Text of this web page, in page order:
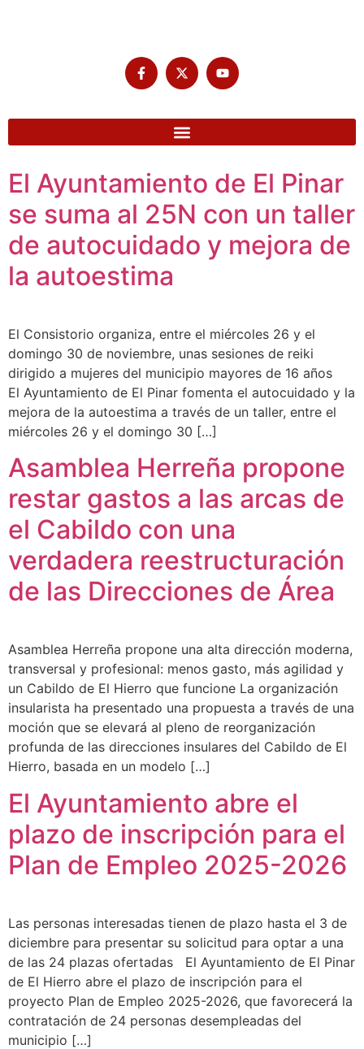
El Ayuntamiento de El Pinar
se suma al 25N con un taller
de autocuidado y mejora de
la autoestima
El Consistorio organiza, entre el miércoles 26 y el
domingo 30 de noviembre, unas sesiones de reiki
dirigido a mujeres del municipio mayores de 16 años
El Ayuntamiento de El Pinar fomenta el autocuidado y la
mejora de la autoestima a través de un taller, entre el
miércoles 26 y el domingo 30 […]
Asamblea Herreña propone
restar gastos a las arcas de
el Cabildo con una
verdadera reestructuración
de las Direcciones de Área
Asamblea Herreña propone una alta dirección moderna,
transversal y profesional: menos gasto, más agilidad y
un Cabildo de El Hierro que funcione La organización
insularista ha presentado una propuesta a través de una
moción que se elevará al pleno de reorganización
profunda de las direcciones insulares del Cabildo de El
Hierro, basada en un modelo […]
El Ayuntamiento abre el
plazo de inscripción para el
Plan de Empleo 2025-2026
Las personas interesadas tienen de plazo hasta el 3 de
diciembre para presentar su solicitud para optar a una
de las 24 plazas ofertadas El Ayuntamiento de El Pinar
de El Hierro abre el plazo de inscripción para el
proyecto Plan de Empleo 2025-2026, que favorecerá la
contratación de 24 personas desempleadas del
municipio […]